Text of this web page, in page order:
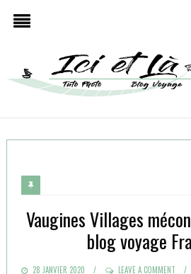
Vaugines Villages
blog voyage
POSTED
28 JANVIER 2020 LEAVE A COMMENT